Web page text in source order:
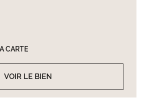
VOIR LE BIEN
CARTE